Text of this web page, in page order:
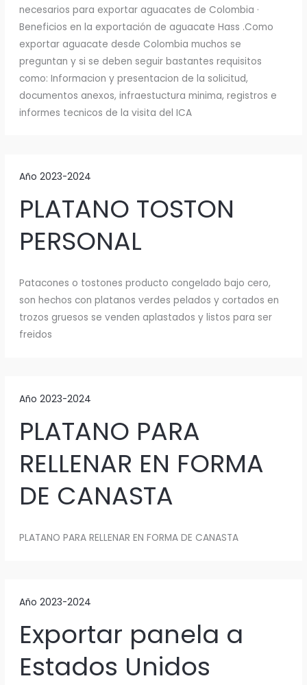
necesarios para exportar aguacates de Colombia ·
Beneficios en la exportación de aguacate Hass .Como
exportar aguacate desde Colombia muchos se
preguntan y si se deben seguir bastantes requisitos
como: Informacion y presentacion de la solicitud,
documentos anexos, infraestuctura minima, registros e
informes tecnicos de la visita del ICA
Año 2023-2024
PLATANO TOSTON
PERSONAL
Patacones o tostones producto congelado bajo cero,
son hechos con platanos verdes pelados y cortados en
trozos gruesos se venden aplastados y listos para ser
freidos
Año 2023-2024
PLATANO PARA
RELLENAR EN FORMA
DE CANASTA
PLATANO PARA RELLENAR EN FORMA DE CANASTA
Año 2023-2024
Exportar panela a
Estados Unidos